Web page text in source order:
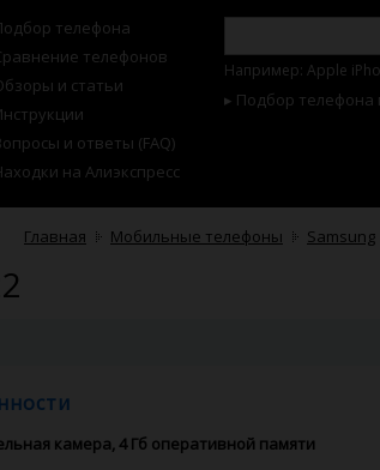
телефона
телефонов
и статьи
и ответы (FAQ)
на Алиэкспресс
Например: Apple
▸ Подбор
Главная Мобильные телефоны Samsung
камера, 4 Гб оперативной памяти